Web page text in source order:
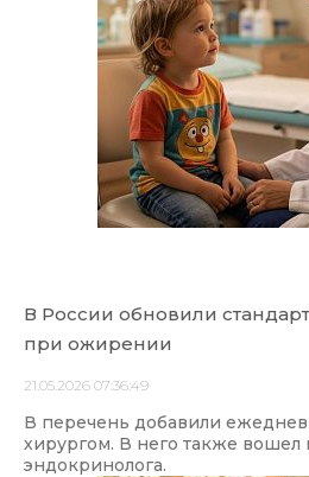
В России обновили
при ожирении
21.05.2026 07:36:49
В перечень добавили
хирургом. В него также вошел
эндокринолога.